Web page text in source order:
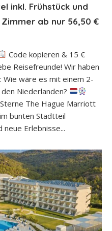
inkl. Frühstück und
ab nur 56,50 €
Code kopieren & 15 €
Reisefreunde! Wir haben
Wie wäre es mit einem 2-
Niederlanden?
The Hague Marriott
bunten Stadtteil
neue Erlebnisse...